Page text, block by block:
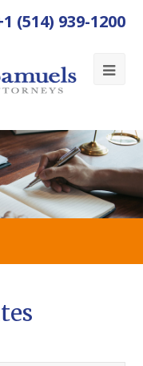
(514) 939-1200